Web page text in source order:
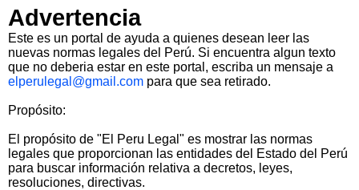
Advertencia
Este es un portal de ayuda a quienes desean leer las
nuevas normas legales del Perú. Si encuentra algun texto
que no deberia estar en este portal, escriba un mensaje a
elperulegal@gmail.com para que sea retirado.
Propósito:
El propósito de "El Peru Legal" es mostrar las normas
legales que proporcionan las entidades del Estado del Perú
para buscar información relativa a decretos, leyes,
resoluciones, directivas.